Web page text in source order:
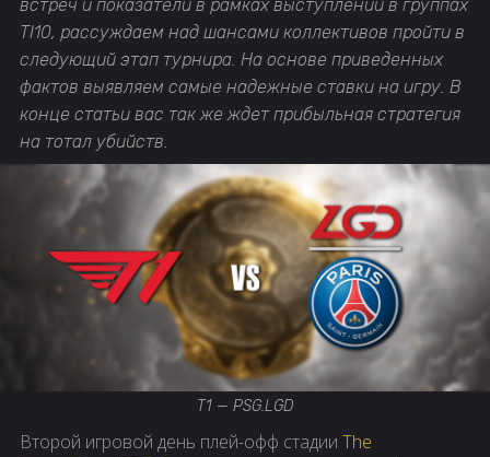
встреч и показатели в рамках выступлений в группах
TI10, рассуждаем над шансами коллективов пройти в
следующий этап турнира. На основе приведенных
фактов выявляем самые надежные ставки на игру. В
конце статьи вас так же ждет прибыльная стратегия
на тотал убийств.
T1 — PSG.LGD
Второй игровой день плей-офф стадии The